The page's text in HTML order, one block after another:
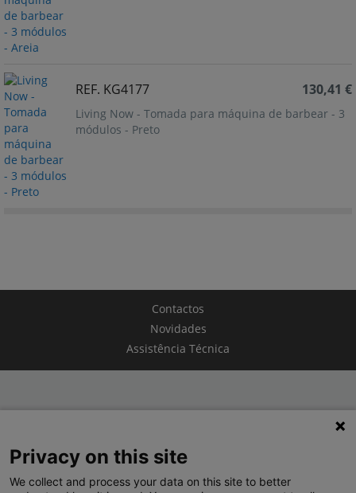
REF. KG4177
Living Now - Tomada para máquina de barbear - 3
módulos - Preto
130,41 €
Contactos
Novidades
Assistência Técnica
POLÍTICA DE PRIVACIDADE
LEGRAND PORTUGAL
Privacy on this site
We collect and process your data on this site to better